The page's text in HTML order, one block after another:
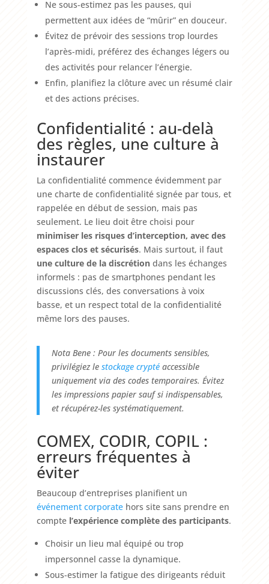
Ne sous-estimez pas les pauses, qui
permettent aux idées de “mûrir” en douceur.
Évitez de prévoir des sessions trop lourdes
l’après-midi, préférez des échanges légers ou
des activités pour relancer l’énergie.
Enfin, planifiez la clôture avec un résumé clair
et des actions précises.
Confidentialité : au-delà
des règles, une culture à
instaurer
La confidentialité commence évidemment par
une charte de confidentialité signée par tous, et
rappelée en début de session, mais pas
seulement. Le lieu doit être choisi pour
minimiser les risques d’interception, avec des
espaces clos et sécurisés. Mais surtout, il faut
une culture de la discrétion dans les échanges
informels : pas de smartphones pendant les
discussions clés, des conversations à voix
basse, et un respect total de la confidentialité
même lors des pauses.
Nota Bene : Pour les documents sensibles,
privilégiez le stockage cryptéaccessible
uniquement via des codes temporaires. Évitez
les impressions papier sauf si indispensables,
et récupérez-les systématiquement.
COMEX, CODIR, COPIL :
erreurs fréquentes à
éviter
Beaucoup d’entreprises planifient un
événement corporate hors site sans prendre en
compte l’expérience complète des participants.
Choisir un lieu mal équipé ou trop
impersonnel casse la dynamique.
Sous-estimer la fatigue des dirigeants réduit